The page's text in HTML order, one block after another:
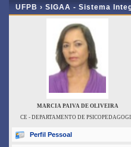
UFPB › SIGAA - Sistema
MARCIA PAIVA DE OLIVEIRA
CE - DEPARTAMENTO DE
Perfil Pessoal